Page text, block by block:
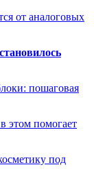
от аналоговых
пошаговая
этом помогает
под